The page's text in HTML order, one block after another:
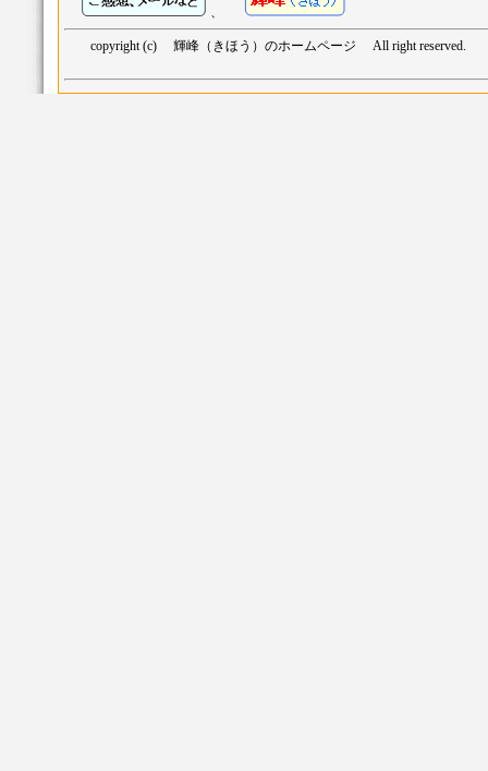
、
copyright (c) 輝峰（きほう）のホームページ All right reserved.